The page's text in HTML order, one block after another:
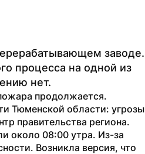
заводе.
процесса на одной из
нет.
продолжается.
Тюменской области: угрозы
правительства региона.
около 08:00 утра. Из-за
Возникла версия, что